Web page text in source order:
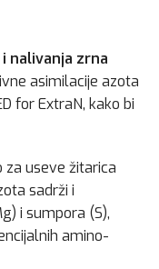
nalivanja zrna
asimilacije azota
for ExtraN, kako bi
za useve žitarica
sadrži i
i sumpora (S),
amino-